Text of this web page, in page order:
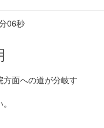
06秒
面への道が分岐す